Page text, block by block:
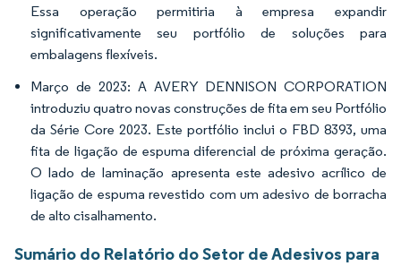
Essa operação permitiria à empresa expandir
significativamente seu portfólio de soluções para
embalagens flexíveis.
Março de 2023: A AVERY DENNISON CORPORATION
introduziu quatro novas construções de fita em seu Portfólio
da Série Core 2023. Este portfólio inclui o FBD 8393, uma
fita de ligação de espuma diferencial de próxima geração.
O lado de laminação apresenta este adesivo acrílico de
ligação de espuma revestido com um adesivo de borracha
de alto cisalhamento.
Sumário do Relatório do Setor de Adesivos para